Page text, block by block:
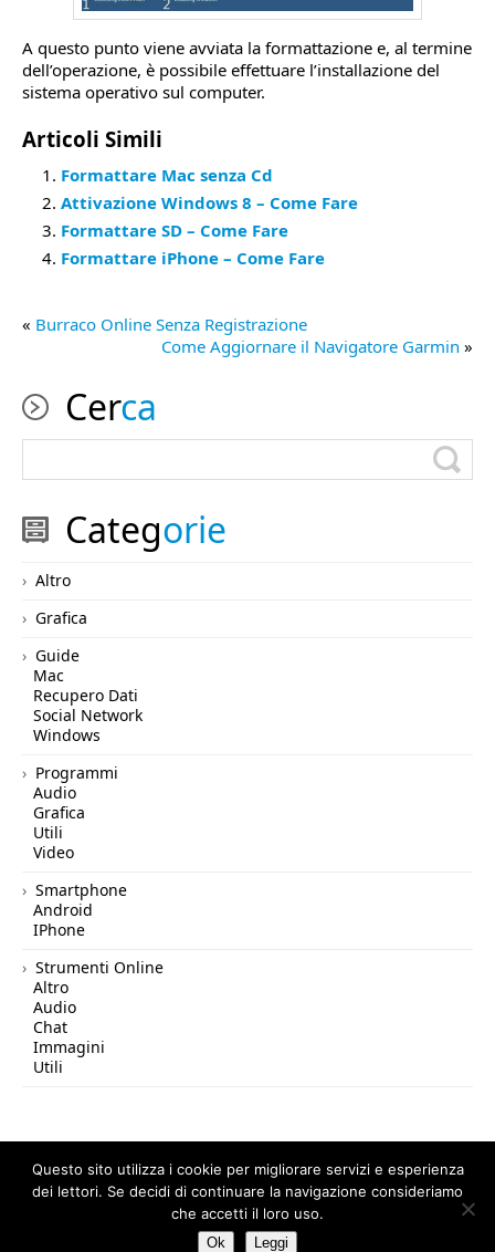
A questo punto viene avviata la formattazione e, al termine
dell’operazione, è possibile effettuare l’installazione del
sistema operativo sul computer.
Articoli Simili
Formattare Mac senza Cd
Attivazione Windows 8 – Come Fare
Formattare SD – Come Fare
Formattare iPhone – Come Fare
« Burraco Online Senza Registrazione
Come Aggiornare il Navigatore Garmin »
Cerca
Categorie
Altro
Grafica
Guide
Mac
Recupero Dati
Social Network
Windows
Programmi
Audio
Grafica
Utili
Video
Smartphone
Android
IPhone
Strumenti Online
Altro
Audio
Chat
Immagini
Utili
© 2026 Tutto in Rete — All Rights Reserved.
Questo sito utilizza i cookie per migliorare servizi e esperienza
dei lettori. Se decidi di continuare la navigazione consideriamo
che accetti il loro uso.
Ok Leggi